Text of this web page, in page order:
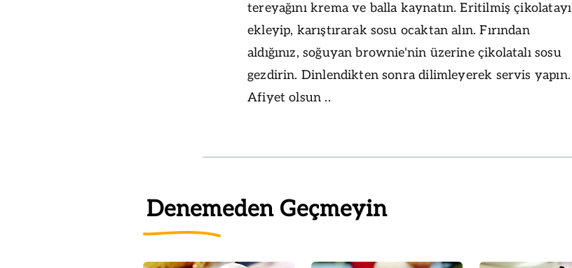
tereyağını krema ve balla kaynatın. Eritilmiş çikolatayı
ekleyip, karıştırarak sosu ocaktan alın. Fırından
aldığınız, soğuyan brownie'nin üzerine çikolatalı sosu
gezdirin. Dinlendikten sonra dilimleyerek servis yapın.
Afiyet olsun ..
Denemeden Geçmeyin